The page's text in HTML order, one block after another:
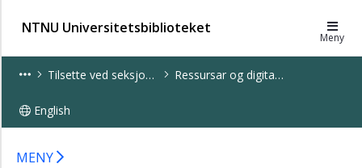
NTNU Universitetsbiblioteket
Meny
Tilsette ved seksjonar Ressursar og digitale tenester
English
Ressursar og digitale tenester
Tilsette
ved
Bibliotek,
og
MENY